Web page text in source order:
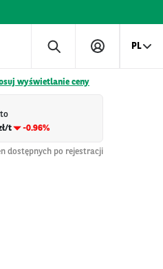
PL
wyświetlanie ceny
t
-0.96%
dostępnych po rejestracji